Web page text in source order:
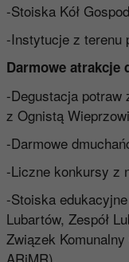
-Stoiska Kół
-Instytucje z terenu
Darmowe atrakcje
-Degustacja
z Ognistą
-Darmowe
-Liczne konkursy z
-Stoiska
Lubartów, Zespół
Związek